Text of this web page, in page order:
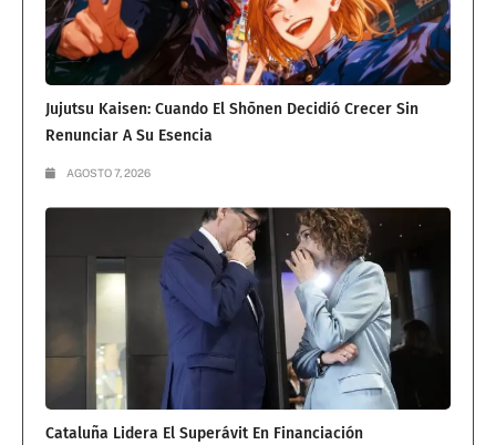
Jujutsu Kaisen: Cuando El Shōnen Decidió Crecer Sin
Renunciar A Su Esencia
AGOSTO 7, 2026
Cataluña Lidera El Superávit En Financiación